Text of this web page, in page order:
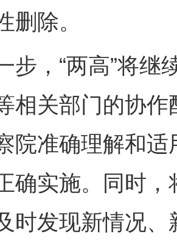
删除。
，“两高”将继
相关部门的协
院准确理解和
确实施。同时
时发现新情况